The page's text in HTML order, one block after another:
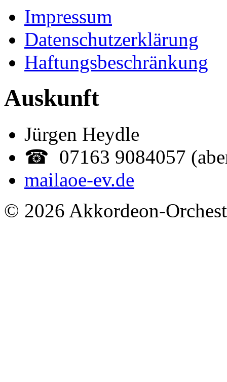
Impressum
Datenschutzerklärung
Haftungsbeschränkung
Auskunft
Jürgen Heydle
☎ 07163 9084057
mailaoe-ev.de
© 2026 Akkordeon-